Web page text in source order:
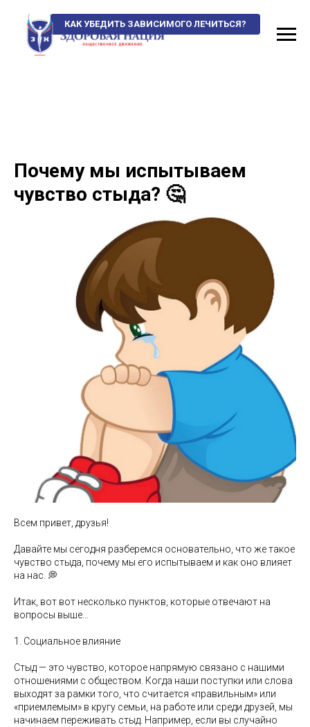
КАК УБЕДИТЬ ЗАВИСИМОГО ЛЕЧИТЬСЯ?
Почему мы испытываем
чувство стыда? 🤔
Всем привет, друзья!
Давайте мы сегодня разберемся основательно, что же такое
чувство стыда, почему мы его испытываем и как оно влияет
на нас. 💭
Итак, вот вот несколько пунктов, которые отвечают на
вопросы выше…
1. Социальное влияние
Стыд — это чувство, которое напрямую связано с нашими
отношениями с обществом. Когда наши поступки или слова
выходят за рамки того, что считается «правильным» или
«приемлемым» в кругу семьи, на работе или среди друзей, мы
начинаем переживать стыд. Например, если вы случайно